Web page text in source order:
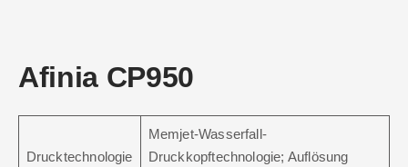
Afinia CP950
Drucktechnologie
Memjet-Wasserfall-
Druckkopftechnologie; Auflösung